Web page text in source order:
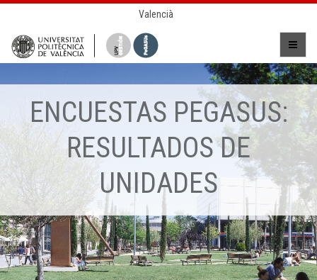
Valencià
ENCUESTAS PEGASUS:
RESULTADOS DE
UNIDADES